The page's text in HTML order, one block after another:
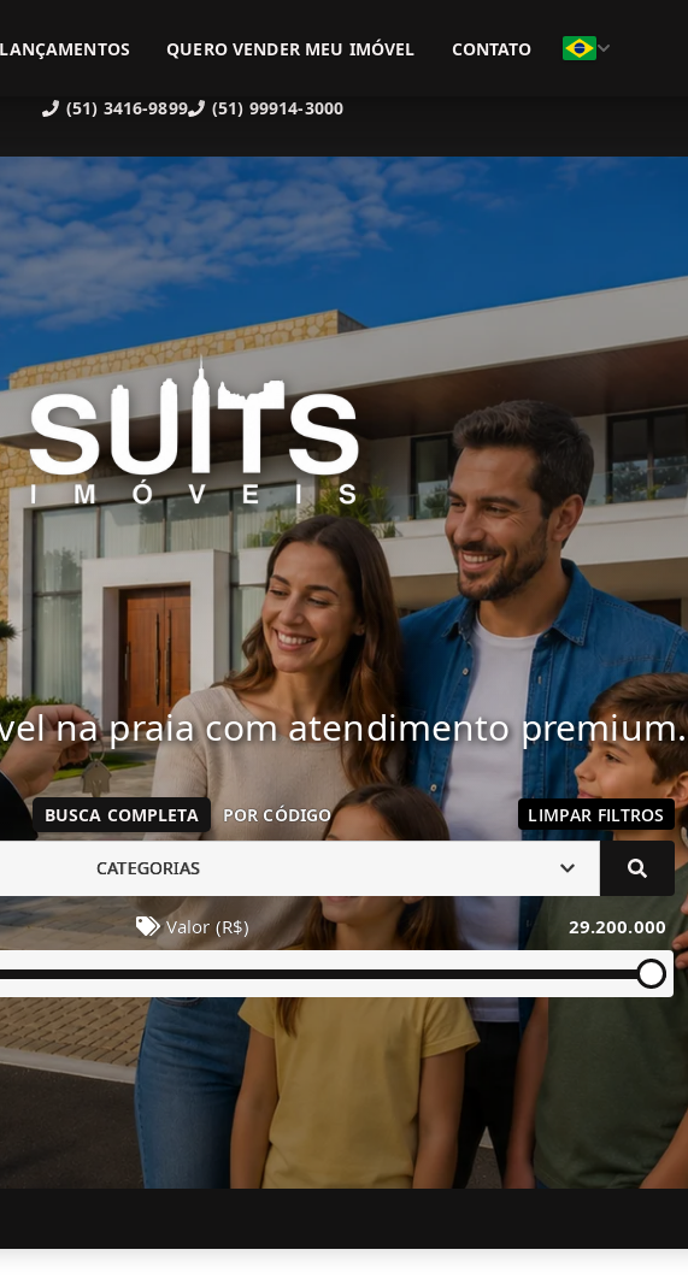
(51) 3416-9899 (51) 99914-3000
LANÇAMENTOS QUERO VENDER MEU IMÓVEL CONTATO
na praia com atendimento premium.
BUSCA COMPLETA POR CÓDIGO LIMPAR FILTROS
CATEGORIAS
Valor (R$) 29.200.000